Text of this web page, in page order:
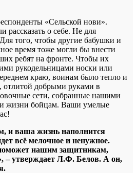
«Сельской нови».
о себе. Не для
того, чтобы другие бабушки и
время тоже могли бы внести
ребят на фронте. Чтобы их
рукодельницами носки или
краю, воинам было тепло и
отлитой добрыми руками в
сети, собранные нашими
жизни бойцам. Ваши умелые
и ваша жизнь наполнится
всё мелочное и ненужное.
нашим защитникам,
– утверждает Л.Ф. Белов. А он,